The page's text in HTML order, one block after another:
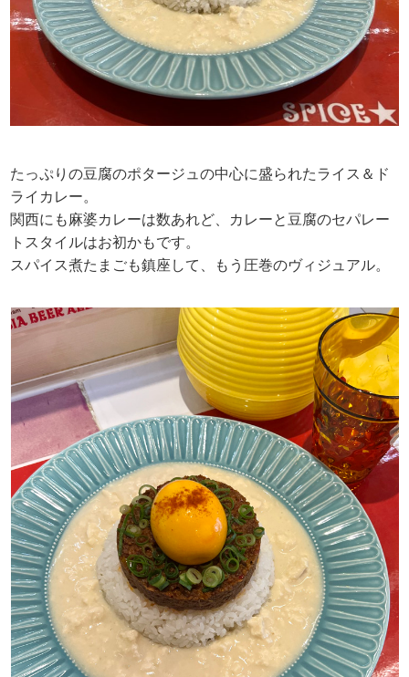
たっぷりの豆腐のポタージュの中心に盛られたライス＆ド
ライカレー。
関西にも麻婆カレーは数あれど、カレーと豆腐のセパレー
トスタイルはお初かもです。
スパイス煮たまごも鎮座して、もう圧巻のヴィジュアル。